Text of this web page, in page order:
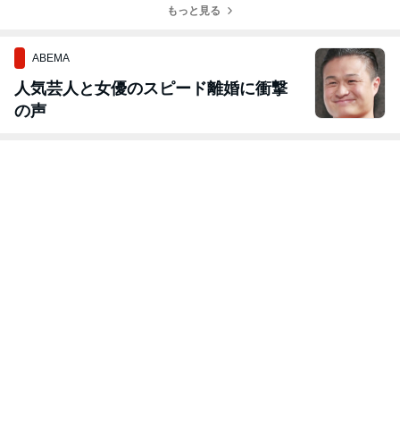
もっと見る
ABEMA
人気芸人と女優のスピード離婚に衝撃
の声